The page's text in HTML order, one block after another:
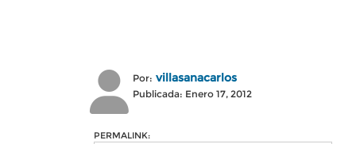
Por: villasanacarlos
Publicada: Enero 17, 2012
PERMALINK: